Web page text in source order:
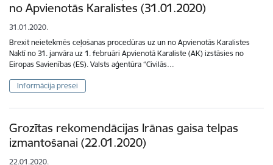
no Apvienotās Karalistes (31.01.2020)
31.01.2020.
Brexit neietekmēs ceļošanas procedūras uz un no Apvienotās Karalistes
Naktī no 31. janvāra uz 1. februāri Apvienotā Karaliste (AK) izstāsies no
Eiropas Savienības (ES). Valsts aģentūra “Civilās…
Informācija presei
Grozītas rekomendācijas Irānas gaisa telpas
izmantošanai (22.01.2020)
22.01.2020.